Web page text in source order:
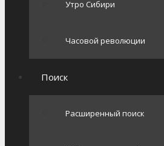
Утро Сибири
Часовой революции
Поиск
Расширенный поиск